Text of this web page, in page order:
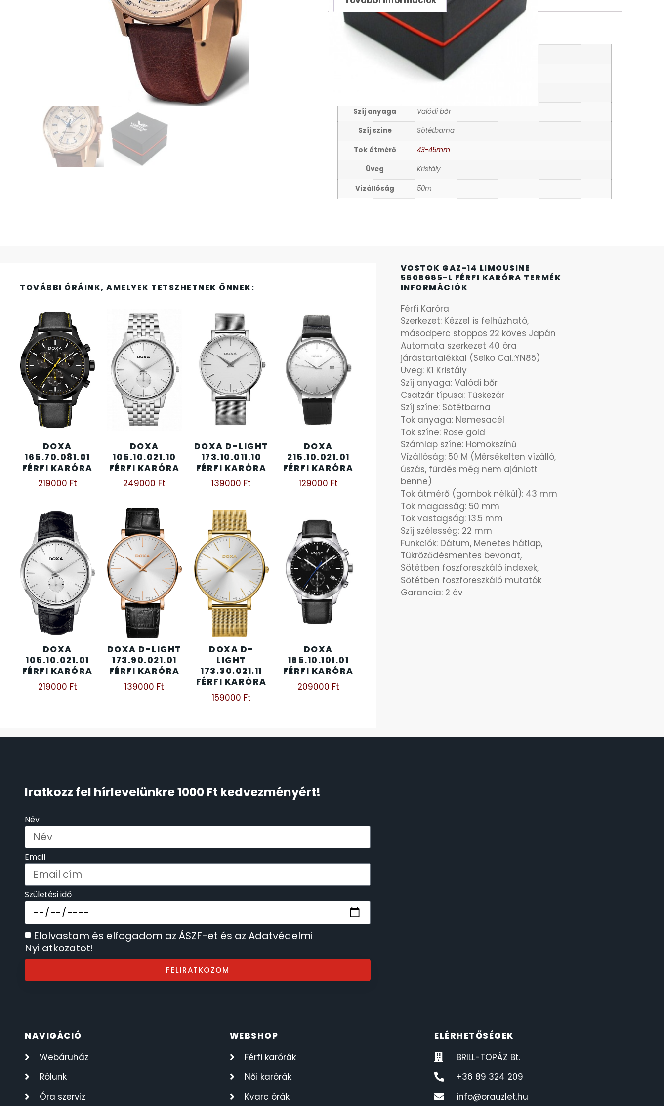
TOVÁBBI INFORMÁCIÓK
Homok
Szíj anyaga Valódi bőr
Szíj színe Sötétbarna
Tok átmérő 43-45mm
Üveg Kristály
Vízállóság 50m
TOVÁBBI ÓRÁINK, AMELYEK TETSZHETNEK ÖNNEK:
DOXA
165.70.081.01
FÉRFI KARÓRA
219000 Ft
DOXA
105.10.021.10
FÉRFI KARÓRA
249000 Ft
DOXA D-LIGHT
173.10.011.10
FÉRFI KARÓRA
139000 Ft
DOXA
215.10.021.01
FÉRFI KARÓRA
129000 Ft
DOXA
105.10.021.01
FÉRFI KARÓRA
219000 Ft
DOXA D-LIGHT
173.90.021.01
FÉRFI KARÓRA
139000 Ft
DOXA D-
LIGHT
173.30.021.11
FÉRFI KARÓRA
159000 Ft
DOXA
165.10.101.01
FÉRFI KARÓRA
209000 Ft
VOSTOK GAZ-14 LIMOUSINE
560B685-L FÉRFI KARÓRA TERMÉK
INFORMÁCIÓK
Férfi Karóra
Szerkezet: Kézzel is felhúzható,
másodperc stoppos 22 köves Japán
Automata szerkezet 40 óra
járástartalékkal (Seiko Cal.:YN85)
Üveg: K1 Kristály
Szíj anyaga: Valódi bőr
Csatzár típusa: Tüskezár
Szíj színe: Sötétbarna
Tok anyaga: Nemesacél
Tok színe: Rose gold
Számlap színe: Homokszínű
Vízállóság: 50 M (Mérsékelten vízálló,
úszás, fürdés még nem ajánlott
benne)
Tok átmérő (gombok nélkül): 43 mm
Tok magasság: 50 mm
Tok vastagság: 13.5 mm
Szíj szélesség: 22 mm
Funkciók: Dátum, Menetes hátlap,
Tükröződésmentes bevonat,
Sötétben foszforeszkáló indexek,
Sötétben foszforeszkáló mutatók
Garancia: 2 év
Iratkozz fel hírlevelünkre 1000 Ft kedvezményért!
Név
Email
Születési idő
Elolvastam és elfogadom az ÁSZF-et és az Adatvédelmi
Nyilatkozatot!
FELIRATKOZOM
NAVIGÁCIÓ
Webáruház
Rólunk
Óra szerviz
WEBSHOP
Férfi karórák
Női karórák
Kvarc órák
ELÉRHETŐSÉGEK
BRILL-TOPÁZ Bt.
+36 89 324 209
info@orauzlet.hu
615
178
DIVAT KARÓRÁK (Curren, Oulm,Naviforce, D-
GUESS KARÓRÁK
HÁLÓZATI ÓRÁK 19
HOLLÓHÁZI PORCELÁN 14
ICE WATCH
KENNETH COLE 43
LOTUS STYLE
MÁRKÁS KARÓRA SZÍJAK 12
MASERATI
MORGAN 3
OKOSÓRA SZÍJAK
OKOSÓRÁK
ÖNGYÚJTÓK 83
ÓRÁS GÉPEK 1
ORIENT 64
POLICE
PULSAR 11
SANTA BARBARA
SECTOR 17
SEIKO
SENCOR
SERGIO TACCHINI 26
STOPPER
SZÁMOLÓGÉPEK
SZÍJAK